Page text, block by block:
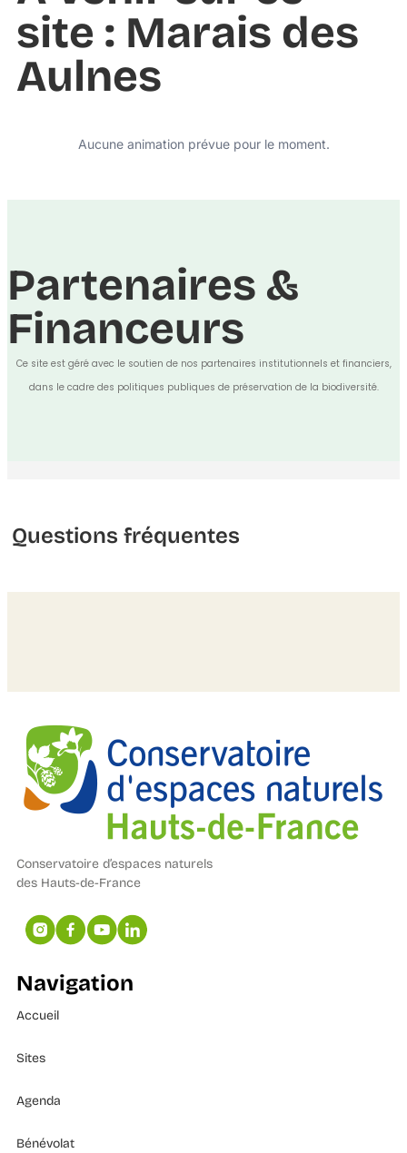
site : Marais des
Aulnes
Aucune animation prévue pour le moment.
Partenaires &
Financeurs
Ce site est géré avec le soutien de nos partenaires institutionnels et financiers,
dans le cadre des politiques publiques de préservation de la biodiversité.
Questions fréquentes
Conservatoire d’espaces naturels
des Hauts-de-France
Navigation
Accueil
Sites
Agenda
Bénévolat